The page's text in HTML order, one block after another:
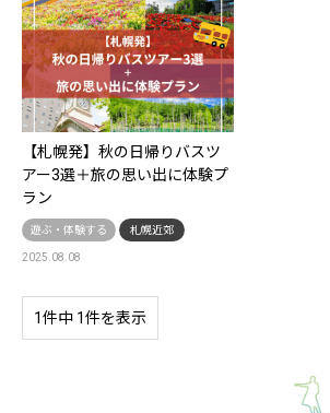
【札幌発】秋の日帰りバスツ
アー3選＋旅の思い出に体験プ
ラン
遊ぶ・体験する 札幌近郊
2025.08.08
1件中 1件を表示